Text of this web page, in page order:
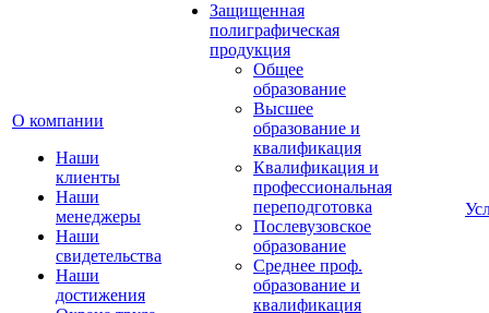
О компании
Наши
клиенты
Наши
менеджеры
Наши
свидетельства
Наши
достижения
Защищенная
полиграфическая
продукция
Общее
образование
Высшее
образование и
квалификация
Квалификация и
профессиональная
переподготовка
Послевузовское
образование
Среднее проф.
образование и
квалификация